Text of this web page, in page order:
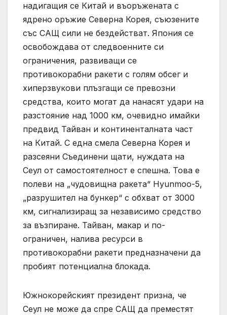
надигащия се Китай и въоръжената с
ядрено оръжие Северна Корея, съюзените
със САЩ сили не бездействат. Япония се
освобождава от следвоенните си
ограничения, развиващи се
противокорабни ракети с голям обсег и
хиперзвукови плъзгащи се превозни
средства, които могат да нанасят удари на
разстояние над 1000 км, очевидно имайки
предвид Тайван и континенталната част
на Китай. С една смела Северна Корея и
разсеяни Съединени щати, нуждата на
Сеул от самостоятелност е спешна. Това е
полеви на „чудовищна ракета“ Hyunmoo-5,
„разрушител на бункер“ с обхват от 3000
км, сигнализиращ за независимо средство
за възпиране. Тайван, макар и по-
ограничен, налива ресурси в
противокорабни ракети предназначени да
пробият потенциална блокада.
Южнокорейският президент призна, че
Сеул не може да спре САЩ да преместят